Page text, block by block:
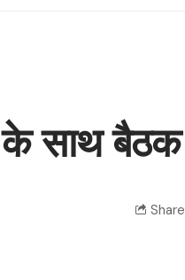
के साथ बैठक
Share